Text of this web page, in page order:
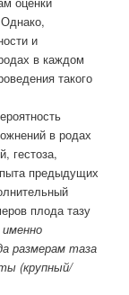
и
в каждом
такого
в родах
гестоза,
предыдущих
плода тазу
размерам таза
(крупный/